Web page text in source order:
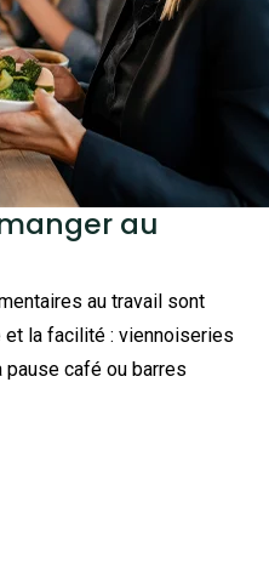
au
au travail sont
la facilité : viennoiseries
café ou barres